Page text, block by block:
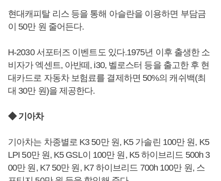
현대캐피탈 리스 등을 통해 아슬란을 이용하면 부담금
이 50만 원 줄어든다.
H-2030 서포터즈 이벤트도 있다.1975년 이후 출생한 소
비자가 엑센트, 아반떼, i30, 벨로스터 등을 출고한 후 현
대카드로 자동차 보험료를 결제하면 50%의 캐쉬백(최
대 30만 원)을 제공한다.
◆ 기아차
기아차는 차종별로 K3 50만 원, K5 가솔린 100만 원, K5
LPI 50만 원, K5 GSL이 100만 원, K5 하이브리드 500h 3
00만 원, K7 50만 원, K7 하이브리드 700h 100만 원, 스